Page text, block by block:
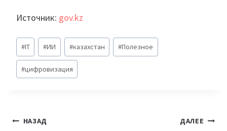
Источник: gov.kz
Метки
записи:
#IT #ИИ #казахстан #Полезное
#цифровизация
Навигация
НАЗАД ДАЛЕЕ